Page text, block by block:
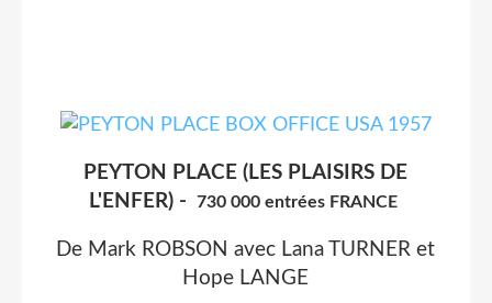
PEYTON PLACE (LES PLAISIRS DE
L'ENFER) -
730 000 entrées FRANCE
De Mark ROBSON avec Lana TURNER et
Hope LANGE